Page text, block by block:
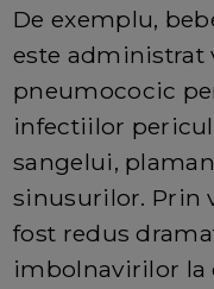
De exemplu,
este administrat
pneumococic
infectiilor
sangelui,
sinusurilor. Prin
fost redus
imbolnavirilor la